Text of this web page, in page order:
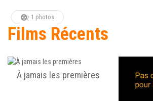
1 photos
Films Récents
À jamais les premières